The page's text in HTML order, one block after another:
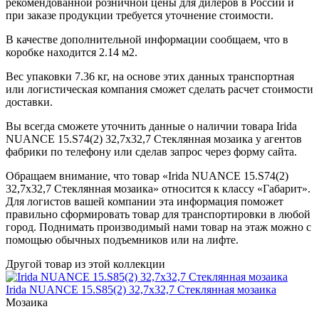
при заказе продукции требуется уточнение стоимости.
В качестве дополнительной информации сообщаем, что в
коробке находится 2.14 м2.
Вес упаковки 7.36 кг, на основе этих данных транспортная
или логистическая компания сможет сделать расчет стоимости
доставки.
Вы всегда сможете уточнить данные о наличии товара Irida
NUANCE 15.S74(2) 32,7x32,7 Стеклянная мозаика у агентов
фабрики по телефону или сделав запрос через форму сайта.
Обращаем внимание, что товар «Irida NUANCE 15.S74(2)
32,7x32,7 Стеклянная мозаика» относится к классу «Габарит».
Для логистов вашей компании эта информация поможет
правильно сформировать товар для транспортировки в любой
город. Поднимать производимый нами товар на этаж можно с
помощью обычных подъемников или на лифте.
Другой товар из этой коллекции
Irida NUANCE 15.S85(2) 32,7x32,7 Стеклянная мозаика
Мозаика